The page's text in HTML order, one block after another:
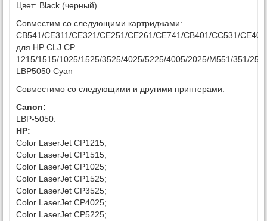
Цвет: Black (черный)
Совместим со следующими картриджами:
CB541/CE311/CE321/CE251/CE261/CE741/CB401/CC531/
для HP CLJ CP
1215/1515/1025/1525/3525/4025/5225/4005/2025/M551/351/
LBP5050 Cyan
Совместимо со следующими и другими принтерами:
Canon:
LBP-5050.
HP:
Color LaserJet CP1215;
Color LaserJet CP1515;
Color LaserJet CP1025;
Color LaserJet CP1525;
Color LaserJet CP3525;
Color LaserJet CP4025;
Color LaserJet CP5225;